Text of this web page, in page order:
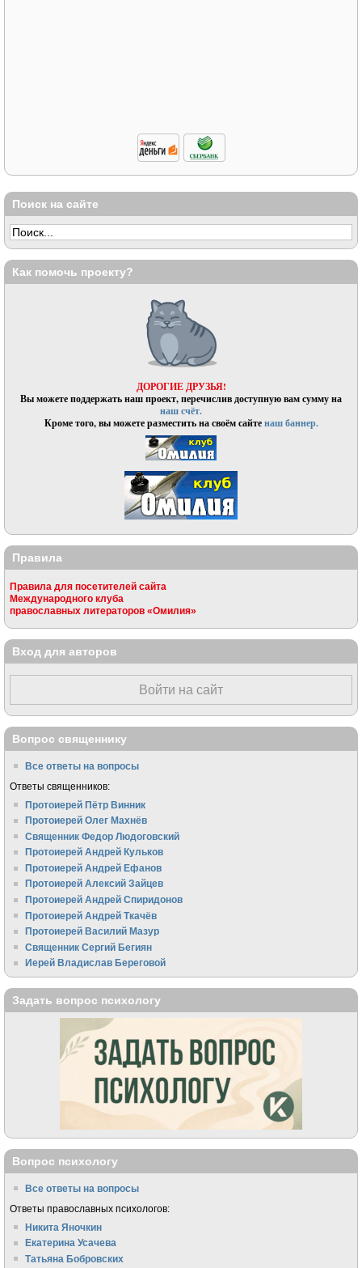
Поиск на сайте
Как помочь проекту?
ДОРОГИЕ ДРУЗЬЯ!
Вы можете поддержать наш проект, перечислив доступную вам сумму на
наш счёт.
Кроме того, вы можете разместить на своём сайтенаш баннер.
Правила
Правила для посетителей сайта
Международного клуба
православных литераторов «Омилия»
Вход для авторов
Войти на сайт
Вопрос священнику
Все ответы на вопросы
Ответы священников:
Протоиерей Пётр Винник
Протоиерей Олег Махнёв
Священник Федор Людоговский
Протоиерей Андрей Кульков
Протоиерей Андрей Ефанов
Протоиерей Алексий Зайцев
Протоиерей Андрей Спиридонов
Протоиерей Андрей Ткачёв
Протоиерей Василий Мазур
Священник Сергий Бегиян
Иерей Владислав Береговой
Задать вопрос психологу
Вопрос психологу
Все ответы на вопросы
Ответы православных психологов:
Никита Яночкин
Екатерина Усачева
Татьяна Бобровских